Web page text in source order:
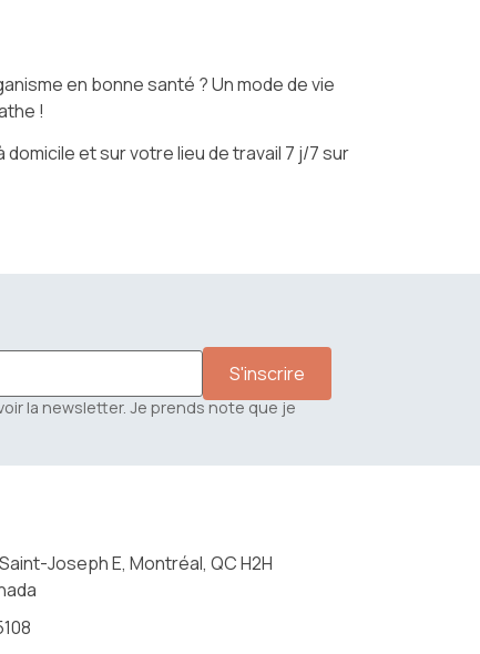
en bonne santé ? Un mode de vie
!
domicile et sur votre lieu de travail 7 j/7 sur
la newsletter. Je prends note que je
Saint-Joseph E, Montréal, QC H2H